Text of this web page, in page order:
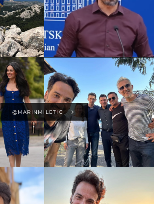
@MARINMILETIC_